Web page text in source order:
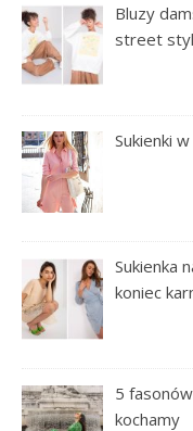
Bluzy
street
Sukienki
Sukienka
koniec
5
kochamy